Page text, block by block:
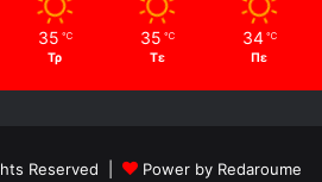
35 ℃
Τρ
35 ℃
Τε
34 ℃
Πε
Reserved | Power by Redaroume